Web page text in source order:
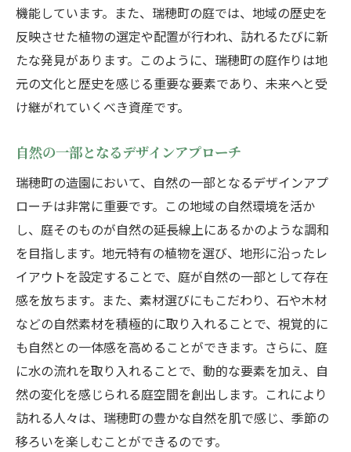
機能しています。また、瑞穂町の庭では、地域の歴史を
反映させた植物の選定や配置が行われ、訪れるたびに新
たな発見があります。このように、瑞穂町の庭作りは地
元の文化と歴史を感じる重要な要素であり、未来へと受
け継がれていくべき資産です。
自然の一部となるデザインアプローチ
瑞穂町の造園において、自然の一部となるデザインアプ
ローチは非常に重要です。この地域の自然環境を活か
し、庭そのものが自然の延長線上にあるかのような調和
を目指します。地元特有の植物を選び、地形に沿ったレ
イアウトを設定することで、庭が自然の一部として存在
感を放ちます。また、素材選びにもこだわり、石や木材
などの自然素材を積極的に取り入れることで、視覚的に
も自然との一体感を高めることができます。さらに、庭
に水の流れを取り入れることで、動的な要素を加え、自
然の変化を感じられる庭空間を創出します。これにより
訪れる人々は、瑞穂町の豊かな自然を肌で感じ、季節の
移ろいを楽しむことができるのです。